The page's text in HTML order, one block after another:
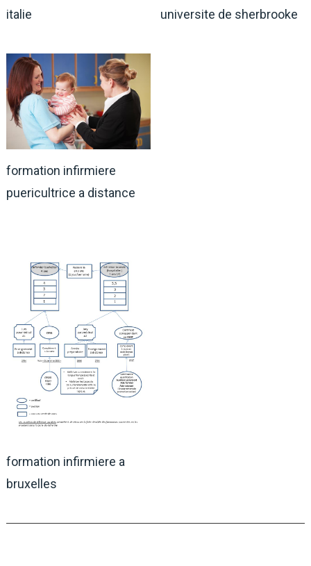
italie
universite de sherbrooke
formation infirmiere
puericultrice a distance
formation infirmiere a
bruxelles